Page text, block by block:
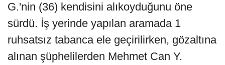
G.'nin (36) kendisini alıkoyduğunu öne
sürdü. İş yerinde yapılan aramada 1
ruhsatsız tabanca ele geçirilirken, gözaltına
alınan şüphelilerden Mehmet Can Y.